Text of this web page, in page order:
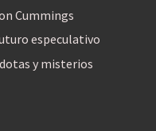
Cummings
especulativo
y misterios